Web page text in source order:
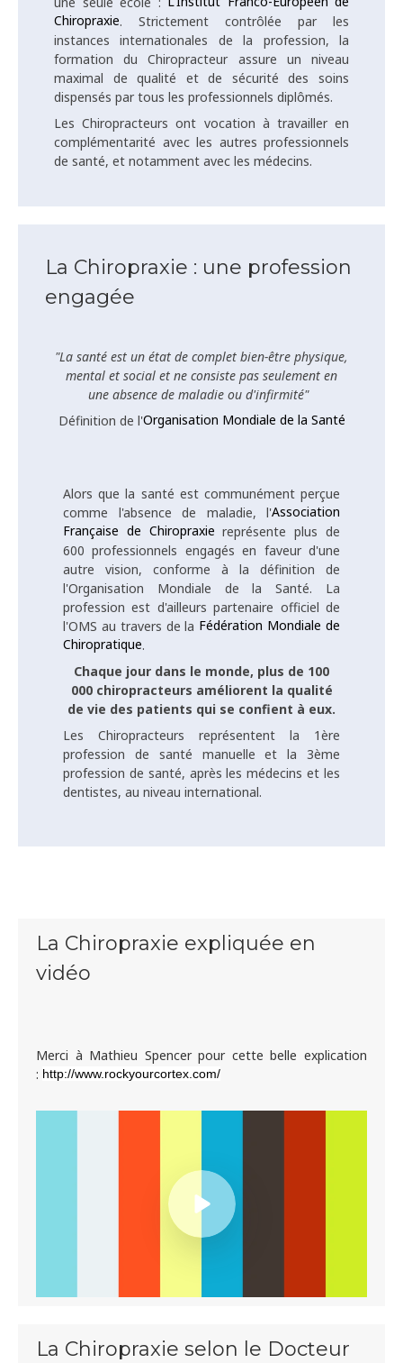
Chiropraxie. Strictement contrôlée par les
instances internationales de la profession, la
formation du Chiropracteur assure un niveau
maximal de qualité et de sécurité des soins
dispensés par tous les professionnels diplômés.
Les Chiropracteurs ont vocation à travailler en
complémentarité avec les autres professionnels
de santé, et notamment avec les médecins.
La Chiropraxie : une profession
engagée
"La santé est un état de complet bien-être physique,
mental et social et ne consiste pas seulement en
une absence de maladie ou d'infirmité"
Définition de l'Organisation Mondiale de la Santé
Alors que la santé est communément perçue
comme l'absence de maladie, l'Association
Française de Chiropraxie représente plus de
600 professionnels engagés en faveur d'une
autre vision, conforme à la définition de
l'Organisation Mondiale de la Santé. La
profession est d'ailleurs partenaire officiel de
l'OMS au travers de la Fédération Mondiale de
Chiropratique.
Chaque jour dans le monde, plus de 100
000 chiropracteurs améliorent la qualité
de vie des patients qui se confient à eux.
Les Chiropracteurs représentent la 1ère
profession de santé manuelle et la 3ème
profession de santé, après les médecins et les
dentistes, au niveau international.
La Chiropraxie expliquée en
vidéo
Merci à Mathieu Spencer pour cette belle explication
: http://www.rockyourcortex.com/
La Chiropraxie selon le Docteur